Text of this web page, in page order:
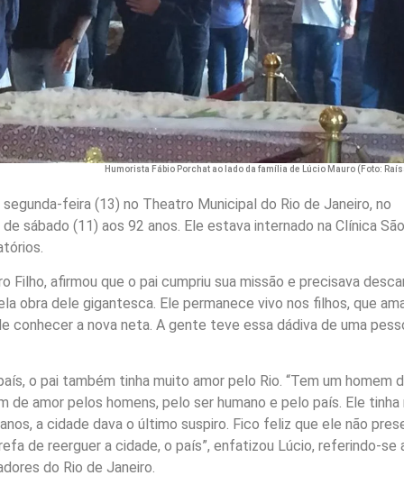
Humorista Fábio Porchat ao lado da família de Lúcio Mauro (Foto:
feira (13) no Theatro Municipal do Rio de Janeiro, no
sábado (11) aos 92 anos. Ele estava internado na Clínica São
afirmou que o pai cumpriu sua missão e precisava
obra dele gigantesca. Ele permanece vivo nos filhos, que
a nova neta. A gente teve essa dádiva de uma
o pai também tinha muito amor pelo Rio. “Tem um homem
de amor pelos homens, pelo ser humano e pelo país. Ele
a cidade dava o último suspiro. Fico feliz que ele não
de reerguer a cidade, o país”, enfatizou Lúcio, referindo-se
do Rio de Janeiro.